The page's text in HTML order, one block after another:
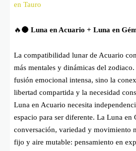
en Tauro
🔥🌑 Luna en Acuario + Luna en
La compatibilidad lunar de Acuario
más mentales y dinámicas del
fusión emocional intensa, sino la
libertad compartida y la necesidad
Luna en Acuario necesita
espacio para ser diferente. La Luna en
conversación, variedad y movimiento
fijo y aire mutable: pensamiento en